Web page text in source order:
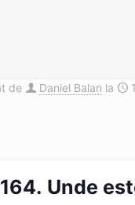
de Daniel Balan la
Unde